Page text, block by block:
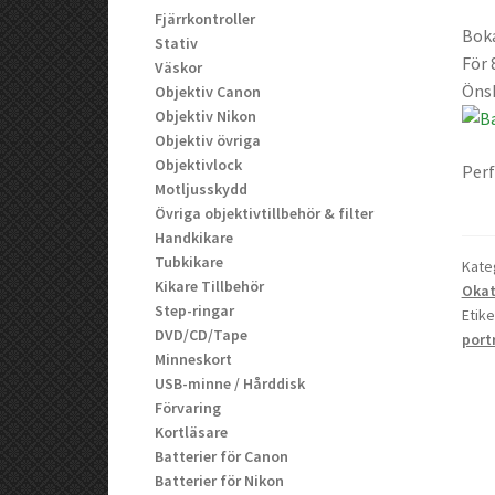
För
Fjärrkontroller
Stativ
Väskor
Objektiv Canon
Objektiv Nikon
Objektiv övriga
Objektivlock
Motljusskydd
Övriga objektivtillbehör & filter
Handkikare
Tubkikare
Kikare Tillbehör
Step-ringar
DVD/CD/Tape
Minneskort
USB-minne / Hårddisk
Förvaring
Kortläsare
Batterier för Canon
Batterier för Nikon